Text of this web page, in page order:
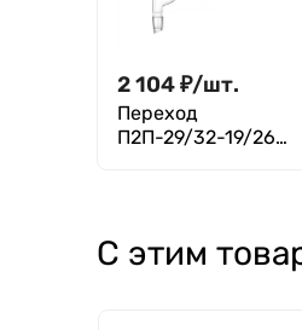
2 104₽/шт.
Переход
П2П-29/32-19/26-
С этим